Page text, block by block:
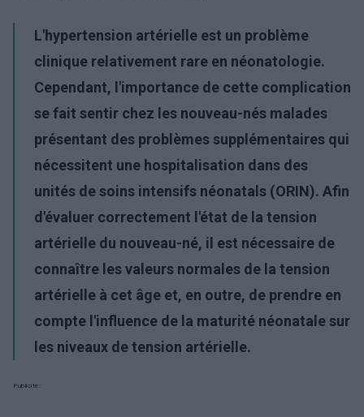
L'hypertension artérielle est un problème
clinique relativement rare en néonatologie.
Cependant, l'importance de cette complication
se fait sentir chez les nouveau-nés malades
présentant des problèmes supplémentaires qui
nécessitent une hospitalisation dans des
unités de soins intensifs néonatals (ORIN). Afin
d'évaluer correctement l'état de la tension
artérielle du nouveau-né, il est nécessaire de
connaître les valeurs normales de la tension
artérielle à cet âge et, en outre, de prendre en
compte l'influence de la maturité néonatale sur
les niveaux de tension artérielle.
Publicité: